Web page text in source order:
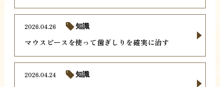
マウスピースを使って歯ぎしりを確実に治す
2026.04.26 知識
2026.04.24 知識